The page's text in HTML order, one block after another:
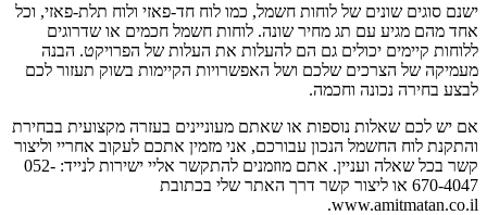
ישנם סוגים שונים של לוחות חשמל, כמו לוח חד-פאזי ולוח תלת-פאזי, וכל
אחד מהם מגיע עם תג מחיר שונה. לוחות חשמל חכמים או שדרוגים
ללוחות קיימים יכולים גם הם להעלות את העלות של הפרויקט. הבנה
מעמיקה של הצרכים שלכם ושל האפשרויות הקיימות בשוק תעזור לכם
לבצע בחירה נכונה וחכמה.
אם יש לכם שאלות נוספות או שאתם מעוניינים בעזרה מקצועית בבחירת
והתקנת לוח החשמל הנכון עבורכם, אני מזמין אתכם לעקוב אחריי וליצור
קשר בכל שאלה ועניין. אתם מוזמנים להתקשר אליי ישירות לנייד: 052-
670-4047 או ליצור קשר דרך האתר שלי בכתובת
www.amitmatan.co.il.